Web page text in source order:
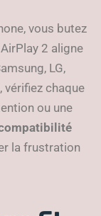
vous butez
2 aligne
LG,
vérifiez chaque
ou une
la frustration